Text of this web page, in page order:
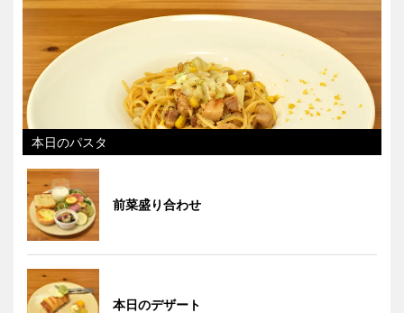
本日のパスタ
前菜盛り合わせ
本日のデザート